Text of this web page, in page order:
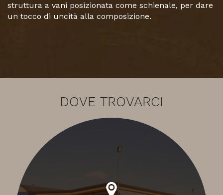
struttura a vani posizionata come schienale, per dare
un tocco di uncità alla composizione.
DOVE TROVARCI